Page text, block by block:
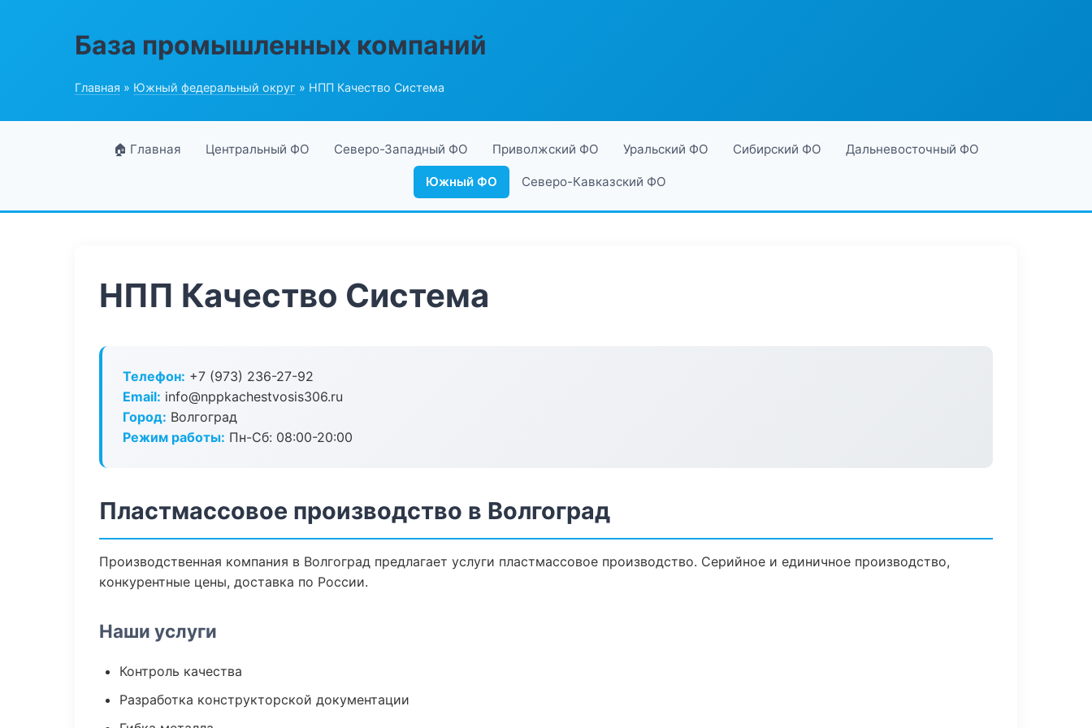
База промышленных компаний
Главная » Южный федеральный округ » НПП Качество Система
🏠 Главная Центральный ФО Северо-Западный ФО Приволжский ФО Уральский ФО Сибирский ФО Дальневосточный ФО
Южный ФО Северо-Кавказский ФО
НПП Качество Система
Телефон: +7 (973) 236-27-92
Email: info@nppkachestvosis306.ru
Город: Волгоград
Режим работы: Пн-Сб: 08:00-20:00
Пластмассовое производство в Волгоград
Производственная компания в Волгоград предлагает услуги пластмассовое производство. Серийное и единичное производство,
конкурентные цены, доставка по России.
Наши услуги
Контроль качества
Разработка конструкторской документации